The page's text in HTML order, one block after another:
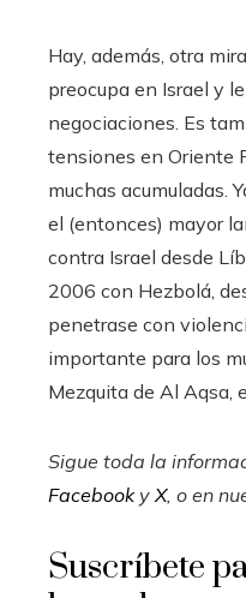
Hay, además, otra
preocupa en Israel y
negociaciones. Es
tensiones en Oriente
muchas acumuladas.
el (entonces) mayor
contra Israel desde
2006 con Hezbolá,
penetrase con
importante para los
Mezquita de Al Aqsa,
Sigue toda la
FacebookyX, o en
Suscríbete